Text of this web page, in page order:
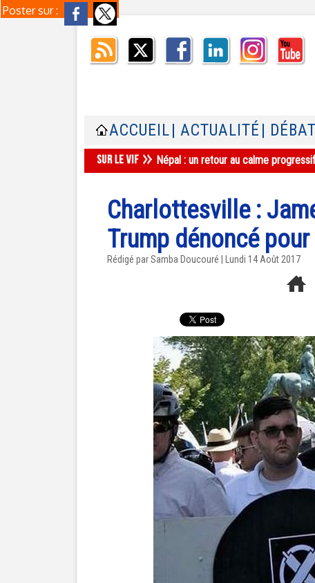
Poster sur :
ACCUEIL | ACTUALITÉ |
Népal : un retour au calme
Charlottesville :
Trump dénoncé
Rédigé parSamba Doucouré | Lundi 14 Août 2017